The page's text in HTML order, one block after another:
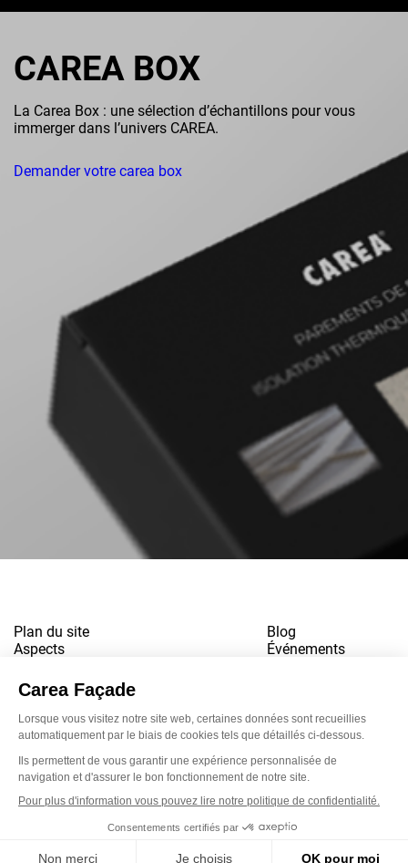
CAREA BOX
La Carea Box : une sélection d’échantillons pour vous
immerger dans l’univers CAREA.
Demander votre carea box
Plan du site
Aspects
Téléchargements
Blog
Événements
Mentions légales
Politique de confidentialité
www.snbvi.fr
Conçu et créé par l’agence customR